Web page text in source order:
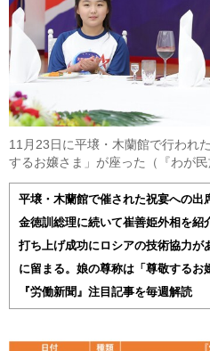
11月23日に平壌・木蘭館で行われ
するお嬢さま」が座った（『わが民
平壌・木蘭館で催された祝宴への出
金徳訓総理に続いて崔善姫外相を紹
打ち上げ成功にロシアの技術協力が
に留まる。娘の尊称は「尊敬するお
『労働新聞』注目記事を毎週解読